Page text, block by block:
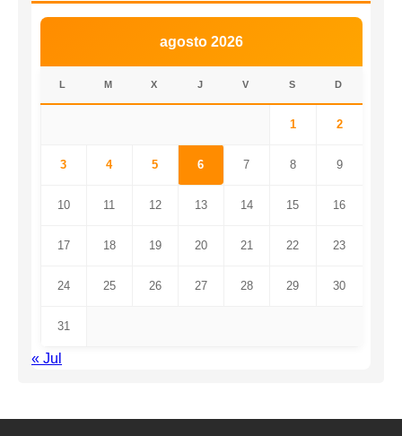
agosto 2026
L M X J V S D
1 2
3 4 5 6 7 8 9
10 11 12 13 14 15 16
17 18 19 20 21 22 23
24 25 26 27 28 29 30
31
« Jul